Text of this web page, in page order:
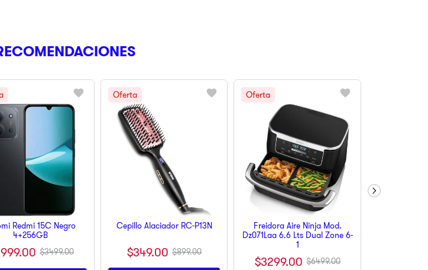
Redmi 15C Negro
4+256GB
.00 $3499.00
Cepillo Alaciador RC-P13N
$349.00 $899.00
Freidora Aire Ninja Mod.
Dz071Laa 6.6 Lts Dual Zone 6-
1
$3299.00 $6499.00